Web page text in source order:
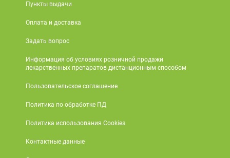
Пункты выдачи
Оплата и доставка
Задать вопрос
Информация об условиях розничной продажи
лекарственных препаратов дистанционным способом
Пользовательское соглашение
Политика по обработке ПД
Политика использования Cookies
Контактные данные